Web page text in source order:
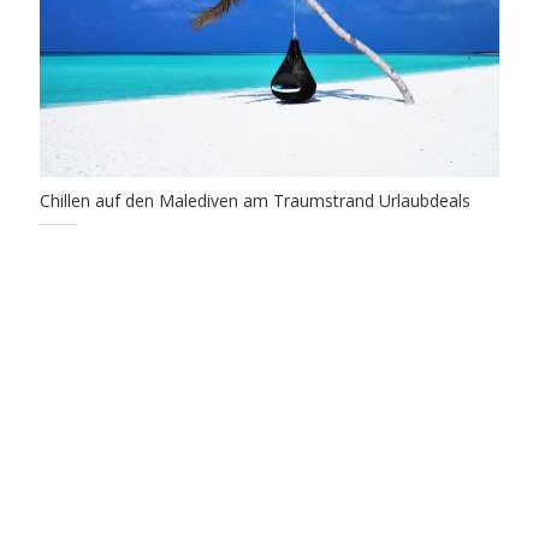
Chillen auf den Malediven am Traumstrand Urlaubdeals